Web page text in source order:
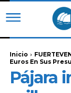
Inicio
Euros En Sus
Pájara